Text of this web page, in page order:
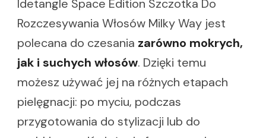
Idetangle Space Edition Szczotka Do
Rozczesywania Włosów Milky Way jest
polecana do czesania zarówno mokrych,
jak i suchych włosów. Dzięki temu
możesz używać jej na różnych etapach
pielęgnacji: po myciu, podczas
przygotowania do stylizacji lub do